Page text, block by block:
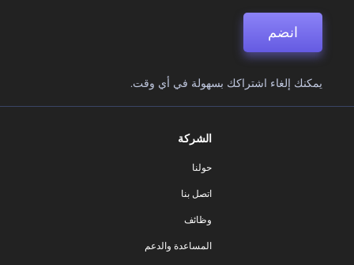
انضم
يمكنك إلغاء اشتراكك بسهولة في أي وقت.
الشركة
حولنا
اتصل بنا
وظائف
المساعدة والدعم